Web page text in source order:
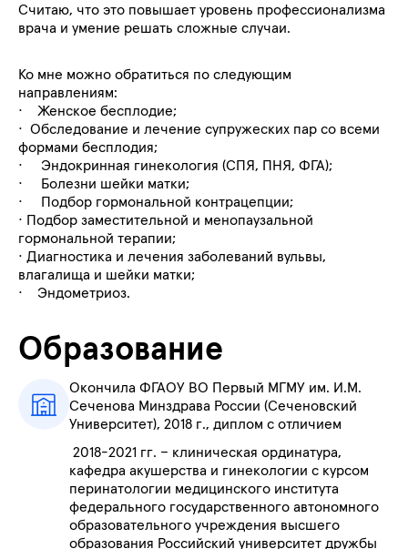
Считаю, что это повышает уровень профессионализма
врача и умение решать сложные случаи.
Ко мне можно обратиться по следующим
направлениям:
·
Женское бесплодие;
· Обследование и лечение супружеских пар со всеми
формами бесплодия;
·
Эндокринная гинекология (СПЯ, ПНЯ, ФГА);
·
Болезни шейки матки;
·
Подбор гормональной контрацепции;
· Подбор заместительной и менопаузальной
гормональной терапии;
· Диагностика и лечения заболеваний вульвы,
влагалища и шейки матки;
·
Эндометриоз.
Образование
Окончила ФГАОУ ВО Первый МГМУ им. И.М.
Сеченова Минздрава России (Сеченовский
Университет), 2018 г., диплом с отличием
2018-2021 гг. – клиническая ординатура,
кафедра акушерства и гинекологии с курсом
перинатологии медицинского института
федерального государственного автономного
образовательного учреждения высшего
образования Российский университет дружбы